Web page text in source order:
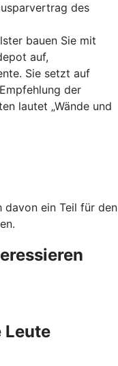
des
bauen Sie mit
auf,
Sie setzt auf
der
lautet „Wände und
davon ein Teil für den
Leute